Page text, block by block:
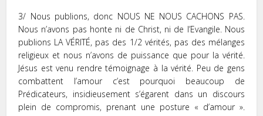
3/ Nous publions, donc NOUS NE NOUS CACHONS PAS.
Nous n’avons pas honte ni de Christ, ni de l’Evangile. Nous
publions LA VÉRITÉ, pas des 1/2 vérités, pas des mélanges
religieux et nous n’avons de puissance que pour la vérité.
Jésus est venu rendre témoignage à la vérité. Peu de gens
combattent l’amour c’est pourquoi beaucoup de
Prédicateurs, insidieusement s’égarent dans un discours
plein de compromis, prenant une posture « d’amour ».